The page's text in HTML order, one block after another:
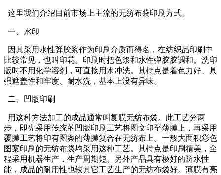
这里我们介绍目前市场上主流的无纺布袋印刷方式。
一、水印
因其采用水性弹胶浆作为印刷介质而得名，在纺织品印刷中
比较常见，也叫印花。印刷时把色浆和水性弹胶胶调和。洗印
版时不用化学溶剂，可直接用水冲洗。其特点是着色力好、具
强遮盖性和牢度、耐水洗，基本上没有异味。
二、凹版印刷
用这种方法加工的成品通常叫复膜无纺布袋。此工艺分两
步，即先采用传统的凹版印刷工艺将图文印至薄膜上，再采用
覆膜工艺将印有图案的薄膜复合在无纺布上。一般大面积彩色
图案印刷的无纺布袋均采用这种工艺。其特点是印刷精美，全
程采用机器生产，生产周期短。另外产品具有极好的防水性
能，成品的耐用性也较其它工艺生产的无纺布袋好。薄膜有亮